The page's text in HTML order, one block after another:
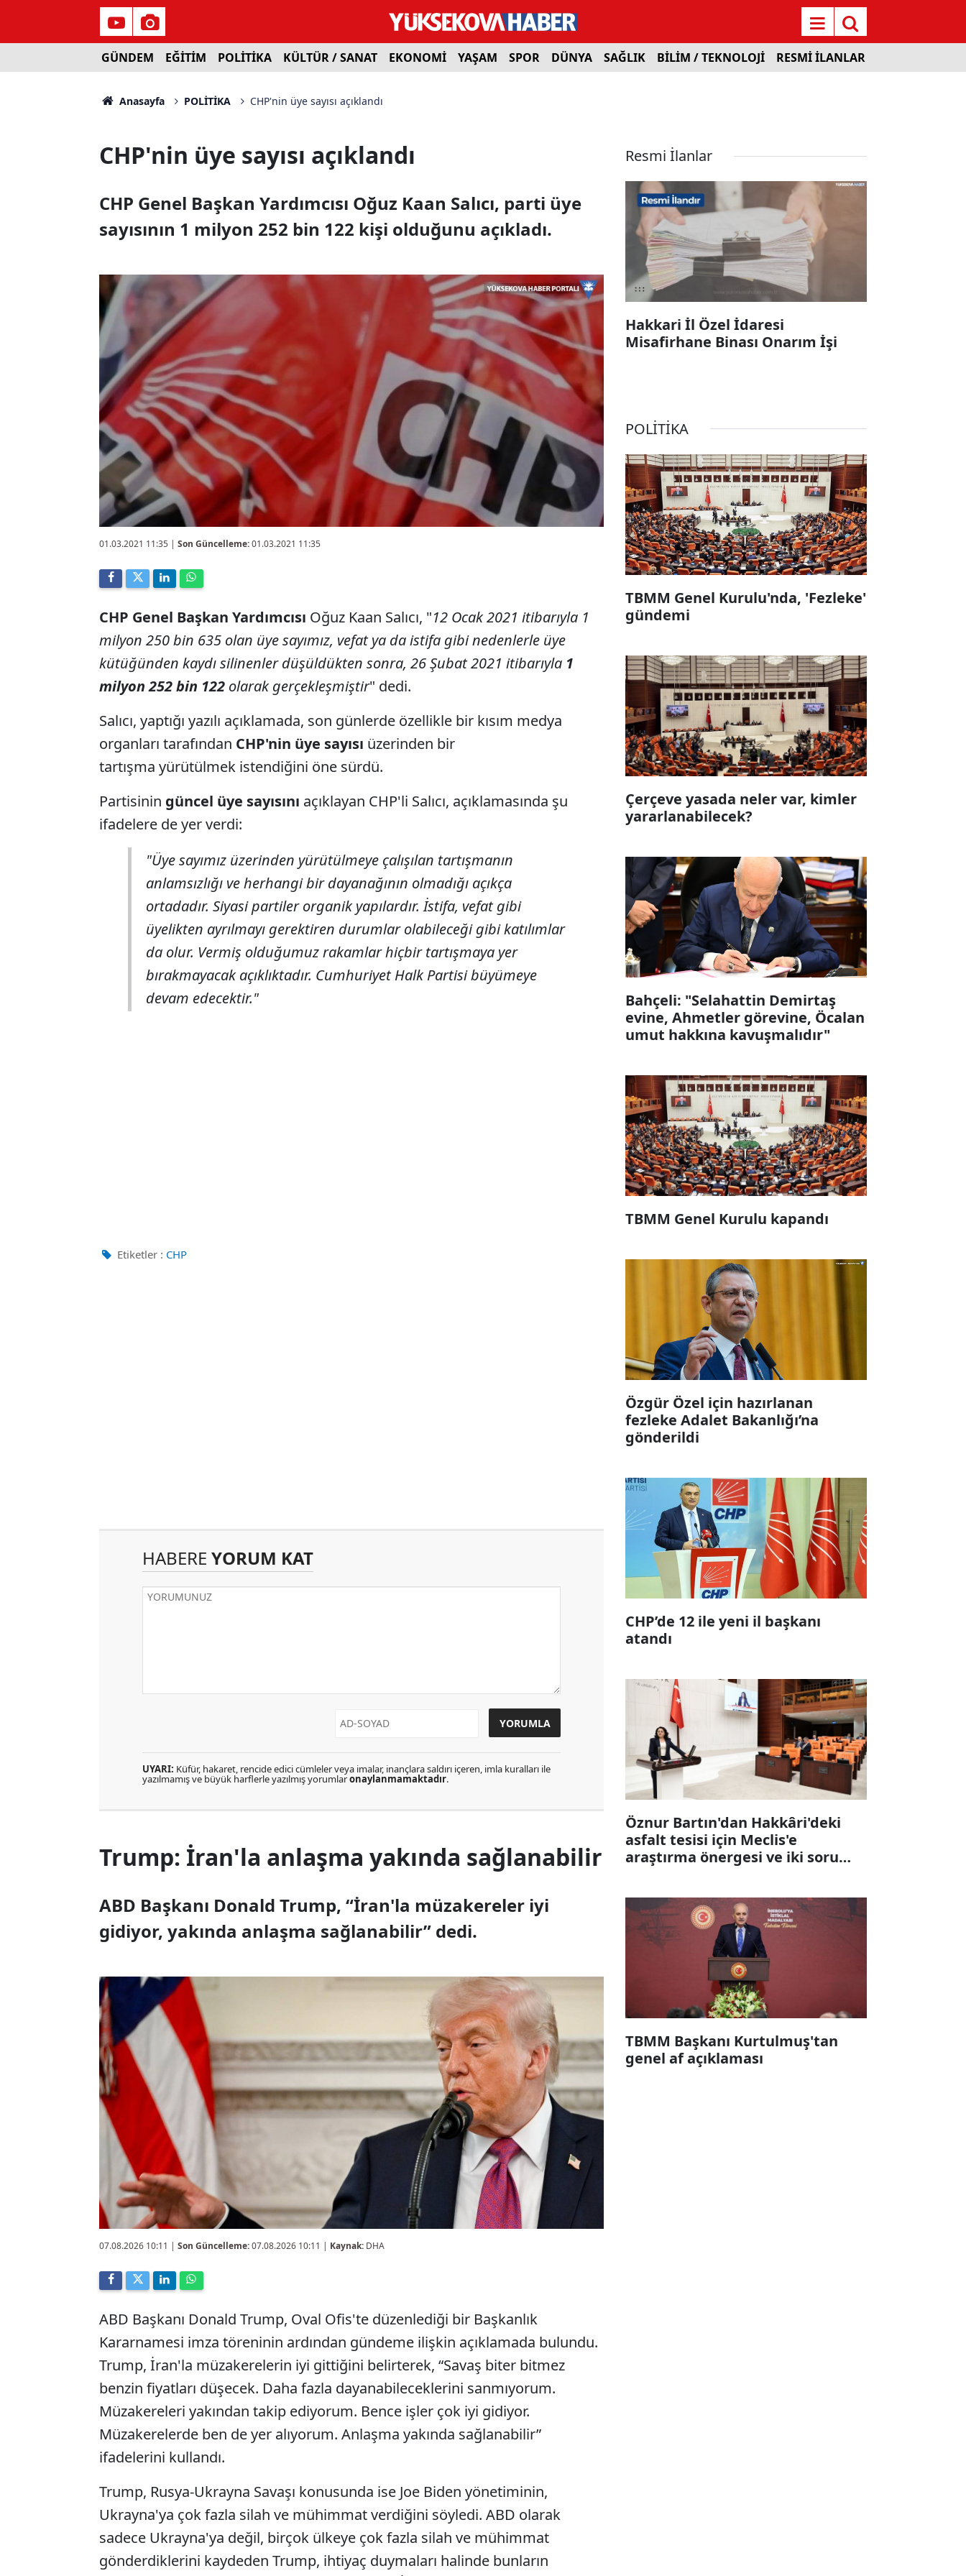
GÜNDEM EĞİTİM POLİTİKA KÜLTÜR / SANAT EKONOMİ YAŞAM SPOR DÜNYA SAĞLIK BİLİM / TEKNOLOJİ RESMİ İLANLAR
Anasayfa POLİTİKA CHP'nin üye sayısı açıklandı
CHP'nin üye sayısı açıklandı
CHP Genel Başkan Yardımcısı Oğuz Kaan Salıcı, parti üye
sayısının 1 milyon 252 bin 122 kişi olduğunu açıkladı.
01.03.2021 11:35 | Son Güncelleme:01.03.2021 11:35
CHP Genel Başkan Yardımcısı Oğuz Kaan Salıcı, "12 Ocak 2021 itibarıyla 1
milyon 250 bin 635 olan üye sayımız, vefat ya da istifa gibi nedenlerle üye
kütüğünden kaydı silinenler düşüldükten sonra, 26 Şubat 2021 itibarıyla 1
milyon 252 bin 122 olarak gerçekleşmiştir" dedi.
Salıcı, yaptığı yazılı açıklamada, son günlerde özellikle bir kısım medya
organları tarafından CHP'nin üye sayısı üzerinden bir
tartışma yürütülmek istendiğini öne sürdü.
Partisinin güncel üye sayısını açıklayan CHP'li Salıcı, açıklamasında şu
ifadelere de yer verdi:
"Üye sayımız üzerinden yürütülmeye çalışılan tartışmanın
anlamsızlığı ve herhangi bir dayanağının olmadığı açıkça
ortadadır. Siyasi partiler organik yapılardır. İstifa, vefat gibi
üyelikten ayrılmayı gerektiren durumlar olabileceği gibi katılımlar
da olur. Vermiş olduğumuz rakamlar hiçbir tartışmaya yer
bırakmayacak açıklıktadır. Cumhuriyet Halk Partisi büyümeye
devam edecektir."
Etiketler : CHP
HABERE YORUM KAT
UYARI: Küfür, hakaret, rencide edici cümleler veya imalar, inançlara saldırı içeren, imla kuralları ile
yazılmamış ve büyük harflerle yazılmış yorumlaronaylanmamaktadır.
Trump: İran'la anlaşma yakında sağlanabilir
ABD Başkanı Donald Trump, “İran'la müzakereler iyi
gidiyor, yakında anlaşma sağlanabilir” dedi.
07.08.2026 10:11 | Son Güncelleme:07.08.2026 10:11 | Kaynak: DHA
ABD Başkanı Donald Trump, Oval Ofis'te düzenlediği bir Başkanlık
Kararnamesi imza töreninin ardından gündeme ilişkin açıklamada bulundu.
Trump, İran'la müzakerelerin iyi gittiğini belirterek, “Savaş biter bitmez
benzin fiyatları düşecek. Daha fazla dayanabileceklerini sanmıyorum.
Müzakereleri yakından takip ediyorum. Bence işler çok iyi gidiyor.
Müzakerelerde ben de yer alıyorum. Anlaşma yakında sağlanabilir”
ifadelerini kullandı.
Trump, Rusya-Ukrayna Savaşı konusunda ise Joe Biden yönetiminin,
Ukrayna'ya çok fazla silah ve mühimmat verdiğini söyledi. ABD olarak
sadece Ukrayna'ya değil, birçok ülkeye çok fazla silah ve mühimmat
gönderdiklerini kaydeden Trump, ihtiyaç duymaları halinde bunların
Resmi İlanlar
Hakkari İl Özel İdaresi
Misafirhane Binası Onarım İşi
POLİTİKA
TBMM Genel Kurulu'nda, 'Fezleke'
gündemi
Çerçeve yasada neler var, kimler
yararlanabilecek?
Bahçeli: "Selahattin Demirtaş
evine, Ahmetler görevine, Öcalan
umut hakkına kavuşmalıdır"
TBMM Genel Kurulu kapandı
Özgür Özel için hazırlanan
fezleke Adalet Bakanlığı’na
gönderildi
CHP’de 12 ile yeni il başkanı
atandı
Öznur Bartın'dan Hakkâri'deki
asfalt tesisi için Meclis'e
araştırma önergesi ve iki soru
TBMM Başkanı Kurtulmuş'tan
genel af açıklaması